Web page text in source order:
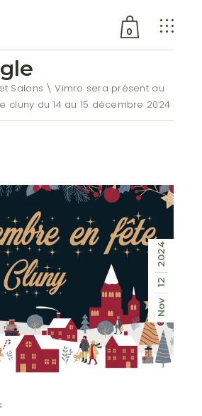
0
produit dans le
chariot.
Salons
Vimro sera présent au
cluny du 14 au 15 décembre 2024
Nov
12
2024